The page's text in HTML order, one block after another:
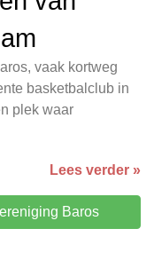
vaak kortweg
basketbalclub in
plek waar
Lees verder »
Baros